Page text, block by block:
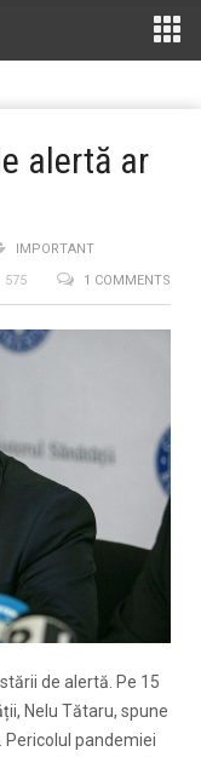
alertă ar
IMPORTANT
1 COMMENTS
575
de alertă. Pe 15
Nelu Tătaru, spune
Pericolul pandemiei